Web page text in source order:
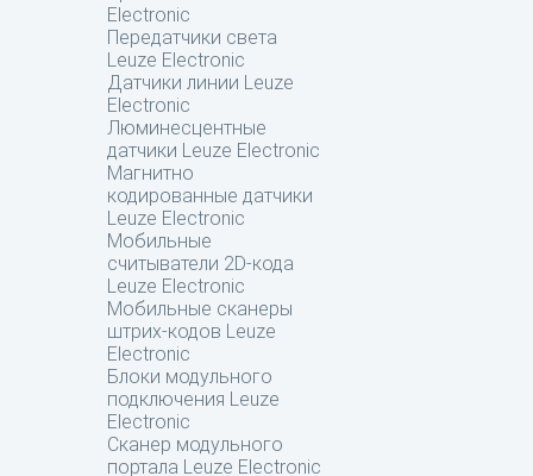
Electronic
Передатчики света
Leuze Electronic
Датчики линии Leuze
Electronic
Люминесцентные
датчики Leuze Electronic
Магнитно
кодированные датчики
Leuze Electronic
Мобильные
считыватели 2D-кода
Leuze Electronic
Мобильные сканеры
штрих-кодов Leuze
Electronic
Блоки модульного
подключения Leuze
Electronic
Сканер модульного
портала Leuze Electronic